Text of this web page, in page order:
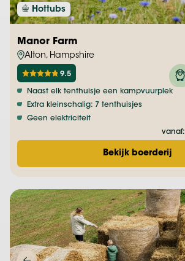
Hottubs
Manor Farm
Alton, Hampshire
9.5
Naast elk tenthuisje een kampvuurplek
Extra kleinschalig: 7 tenthuisjes
Geen elektriciteit
vanaf:
Bekijk boerderij